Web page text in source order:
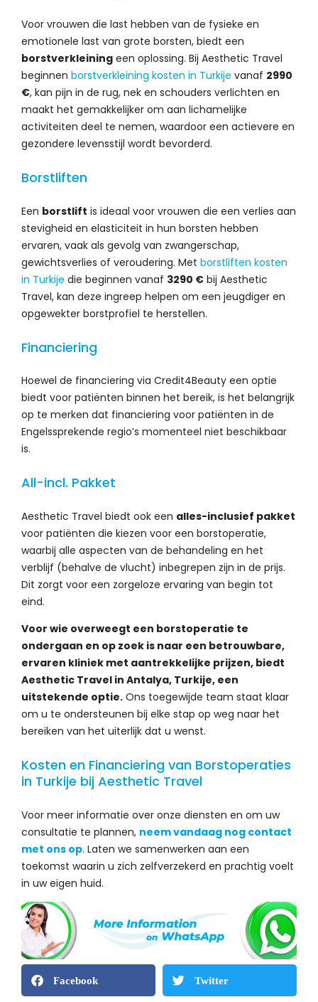
Voor vrouwen die last hebben van de fysieke en
emotionele last van grote borsten, biedt een
borstverkleining een oplossing. Bij Aesthetic Travel
beginnen borstverkleining kosten in Turkije vanaf 2990
€, kan pijn in de rug, nek en schouders verlichten en
maakt het gemakkelijker om aan lichamelijke
activiteiten deel te nemen, waardoor een actievere en
gezondere levensstijl wordt bevorderd.
Borstliften
Een borstlift is ideaal voor vrouwen die een verlies aan
stevigheid en elasticiteit in hun borsten hebben
ervaren, vaak als gevolg van zwangerschap,
gewichtsverlies of veroudering. Met borstliften kosten
in Turkije die beginnen vanaf 3290 € bij Aesthetic
Travel, kan deze ingreep helpen om een jeugdiger en
opgewekter borstprofiel te herstellen.
Financiering
Hoewel de financiering via Credit4Beauty een optie
biedt voor patiënten binnen het bereik, is het belangrijk
op te merken dat financiering voor patiënten in de
Engelssprekende regio’s momenteel niet beschikbaar
is.
All-incl. Pakket
Aesthetic Travel biedt ook een alles-inclusief pakket
voor patiënten die kiezen voor een borstoperatie,
waarbij alle aspecten van de behandeling en het
verblijf (behalve de vlucht) inbegrepen zijn in de prijs.
Dit zorgt voor een zorgeloze ervaring van begin tot
eind.
Voor wie overweegt een borstoperatie te
ondergaan en op zoek is naar een betrouwbare,
ervaren kliniek met aantrekkelijke prijzen, biedt
Aesthetic Travel in Antalya, Turkije, een
uitstekende optie. Ons toegewijde team staat klaar
om u te ondersteunen bij elke stap op weg naar het
bereiken van het uiterlijk dat u wenst.
Kosten en Financiering van Borstoperaties
in Turkije bij Aesthetic Travel
Voor meer informatie over onze diensten en om uw
consultatie te plannen, neem vandaag nog contact
met ons op. Laten we samenwerken aan een
toekomst waarin u zich zelfverzekerd en prachtig voelt
in uw eigen huid.
Facebook Twitter